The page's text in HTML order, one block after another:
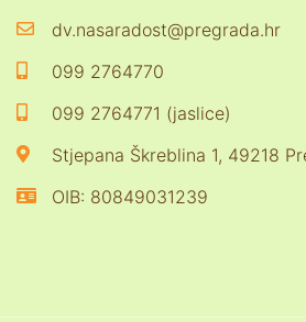
dv.nasaradost@pregrada.hr
099 2764770
099 2764771 (jaslice)
Stjepana Škreblina 1, 49218
OIB: 80849031239